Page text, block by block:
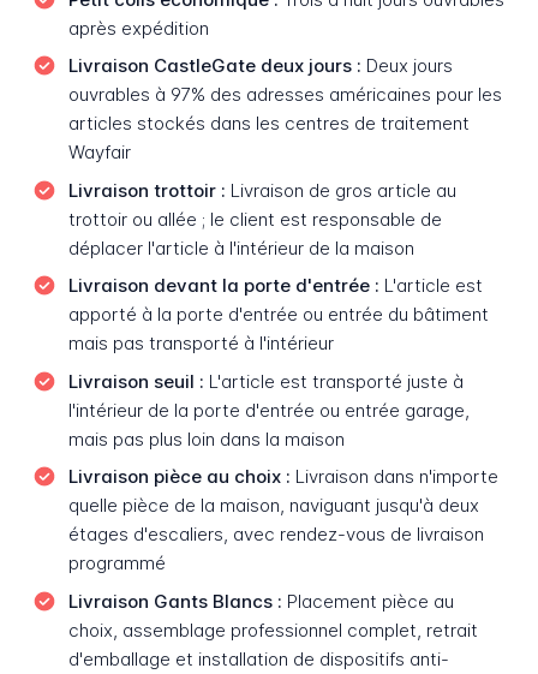
après expédition
Livraison CastleGate deux jours : Deux jours
ouvrables à 97% des adresses américaines pour les
articles stockés dans les centres de traitement
Wayfair
Livraison trottoir : Livraison de gros article au
trottoir ou allée ; le client est responsable de
déplacer l'article à l'intérieur de la maison
Livraison devant la porte d'entrée : L'article est
apporté à la porte d'entrée ou entrée du bâtiment
mais pas transporté à l'intérieur
Livraison seuil : L'article est transporté juste à
l'intérieur de la porte d'entrée ou entrée garage,
mais pas plus loin dans la maison
Livraison pièce au choix : Livraison dans n'importe
quelle pièce de la maison, naviguant jusqu'à deux
étages d'escaliers, avec rendez-vous de livraison
programmé
Livraison Gants Blancs : Placement pièce au
choix, assemblage professionnel complet, retrait
d'emballage et installation de dispositifs anti-